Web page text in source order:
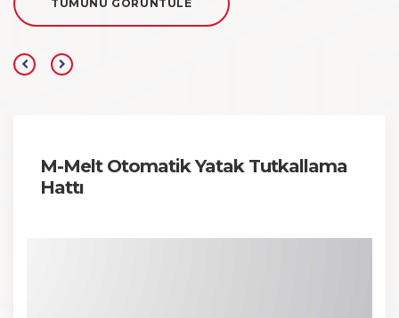
TÜMÜNÜ GÖRÜNTÜLE
M-Melt Otomatik Yatak Tutkallama
Hattı